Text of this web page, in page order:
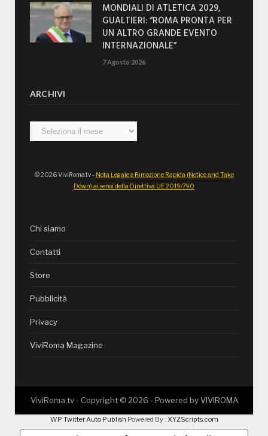
MONDIALI DI ATLETICA 2029,
GUALTIERI: “ROMA PRONTA PER
UN ALTRO GRANDE EVENTO
INTERNAZIONALE”
7 Agosto 2026
ARCHIVI
Archivi
© 2026 ViviRoma.tv - Nota Legale e Rimozione Rapida (Notice and Take
Down) ai sensi della Direttiva UE 2019/790
Chi siamo
Contatti
Store
Pubblicità
Privacy
ViviRoma Magazine
ViviRoma.tv - Copyright © 2026 - Powered byVIVIROMA
WP Twitter Auto Publish Powered By : XYZScripts.com